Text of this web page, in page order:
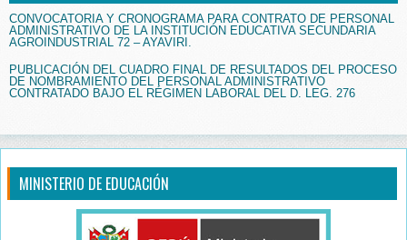
CONVOCATORIA Y CRONOGRAMA PARA CONTRATO DE PERSONAL
ADMINISTRATIVO DE LA INSTITUCIÓN EDUCATIVA SECUNDARIA
AGROINDUSTRIAL 72 – AYAVIRI.
PUBLICACIÓN DEL CUADRO FINAL DE RESULTADOS DEL PROCESO
DE NOMBRAMIENTO DEL PERSONAL ADMINISTRATIVO
CONTRATADO BAJO EL RÉGIMEN LABORAL DEL D. LEG. 276
MINISTERIO DE EDUCACIÓN